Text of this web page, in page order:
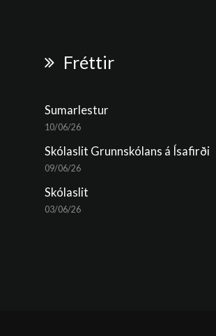
Fréttir
Sumarlestur
10/06/26
Skólaslit Grunnskólans á Ísafirði
09/06/26
Skólaslit
03/06/26